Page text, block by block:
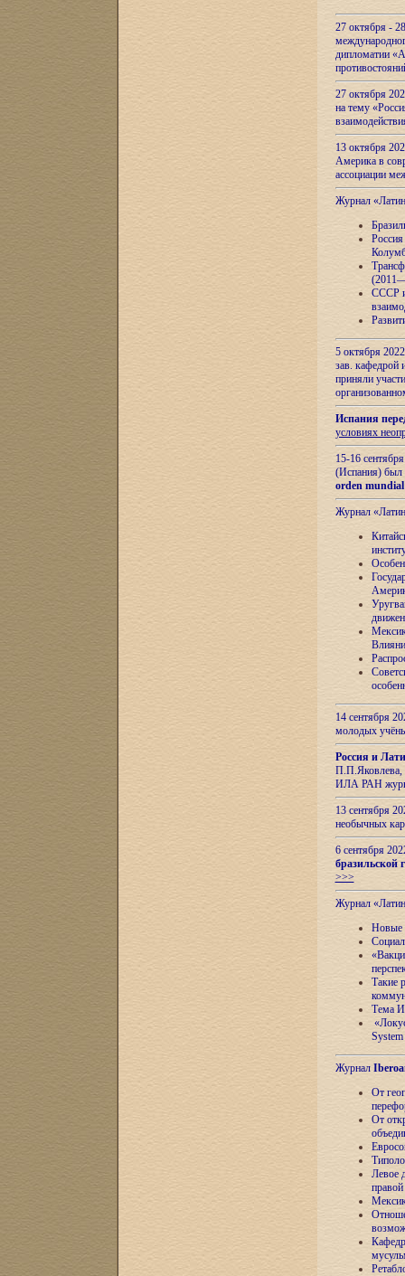
27 октября -
дипломатии
27 октября
на тему
13 октября
Америка в
ассоциации
Журнал
СССР и
5 октября
зав.
приняли
Испания
условиях
15-16
(Испания) был
orden
Журнал
14 сентября
молодых
Россия и
П.П.Яковлева,
ИЛА РАН
13 сентября
необычных
6 сентября
бразильской
>>>
Журнал
Новые
Такие
Тема
Журнал
От
От
Левое